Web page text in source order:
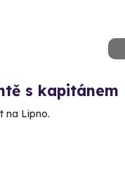
s kapitánem
na Lipno.